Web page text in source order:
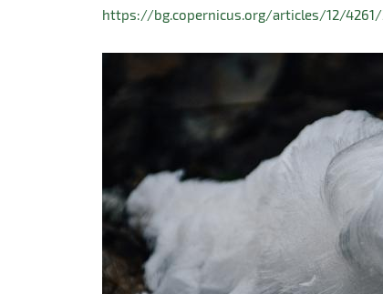
https://bg.copernicus.org/articles/12/4261/